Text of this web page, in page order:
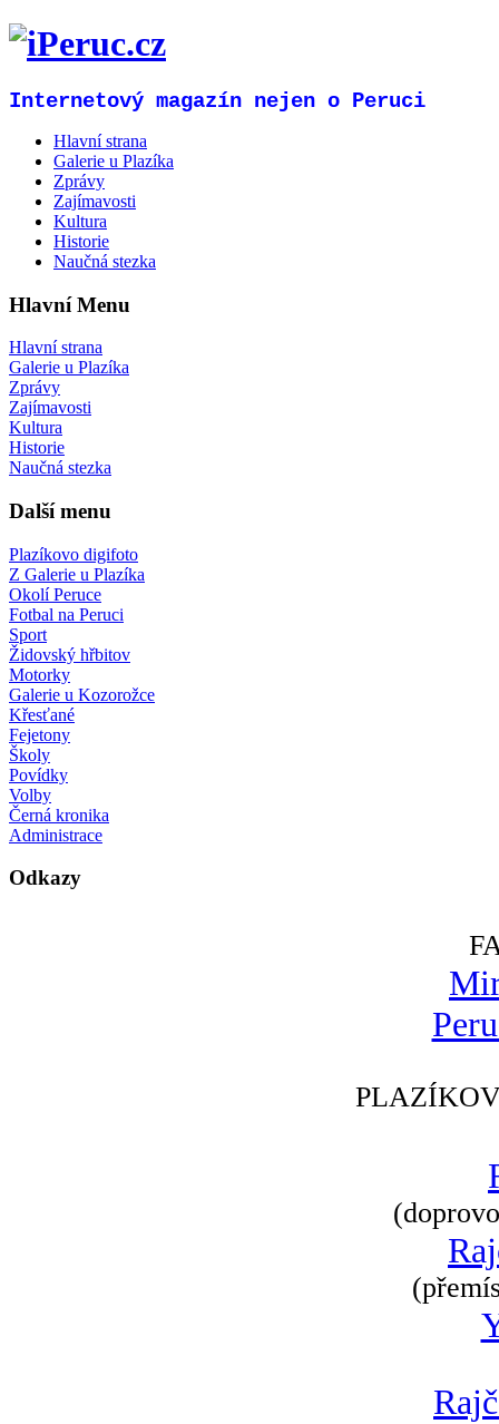
Internetový magazín nejen o Peruci
Hlavní strana
Galerie u Plazíka
Zprávy
Zajímavosti
Kultura
Historie
Naučná stezka
Hlavní Menu
Hlavní strana
Galerie u Plazíka
Zprávy
Zajímavosti
Kultura
Historie
Naučná stezka
Další menu
Plazíkovo digifoto
Z Galerie u Plazíka
Okolí Peruce
Fotbal na Peruci
Sport
Židovský hřbitov
Motorky
Galerie u Kozorožce
Křesťané
Fejetony
Školy
Povídky
Volby
Černá kronika
Administrace
Odkazy